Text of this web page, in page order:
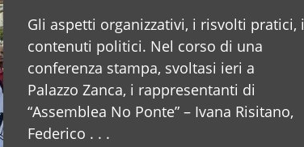
Gli aspetti organizzativi, i risvolti pratici, i
contenuti politici. Nel corso di una
conferenza stampa, svoltasi ieri a
Palazzo Zanca, i rappresentanti di
“Assemblea No Ponte” – Ivana Risitano,
Federico . . .